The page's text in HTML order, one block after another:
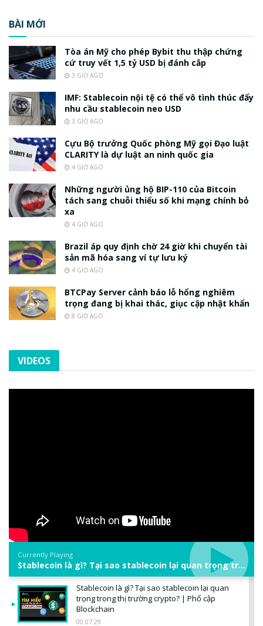
BÀI MỚI
Tòa án Mỹ cho phép Bybit thu thập chứng
cứ truy vết 1,5 tỷ USD bị đánh cắp
3 GIỜ AGO
IMF: Stablecoin nội tệ có thể vô tình thúc đẩy
nhu cầu stablecoin neo USD
3 GIỜ AGO
Cựu Bộ trưởng Quốc phòng Mỹ gọi Đạo luật
CLARITY là dự luật an ninh quốc gia
4 GIỜ AGO
Những người ủng hộ BIP-110 của Bitcoin
tách sang chuỗi thiểu số khi mạng chính bỏ
xa
4 GIỜ AGO
Brazil áp quy định chờ 24 giờ khi chuyển tài
sản mã hóa sang ví tự lưu ký
4 GIỜ AGO
BTCPay Server cảnh báo lỗ hổng nghiêm
trọng đang bị khai thác, giục cập nhật khẩn
8 GIỜ AGO
VIDEOS
Currently Playing
Stablecoin là gì? Tại sao stablecoin lại quan trọng trong thị trường crypto? | Phổ cập Blockchain
Stablecoin là gì? Tại sao stablecoin lại quan
trọng trong thị trường crypto? | Phổ cập
Blockchain
00:07:29